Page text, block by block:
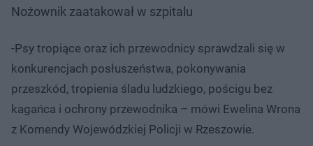
Nożownik zaatakował w szpitalu
-Psy tropiące oraz ich przewodnicy sprawdzali się w
konkurencjach posłuszeństwa, pokonywania
przeszkód, tropienia śladu ludzkiego, pościgu bez
kagańca i ochrony przewodnika – mówi Ewelina Wrona
z Komendy Wojewódzkiej Policji w Rzeszowie.